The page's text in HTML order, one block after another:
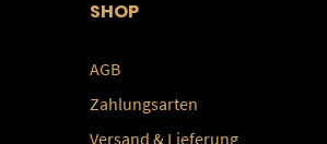
SHOP
AGB
Zahlungsarten
Versand & Lieferung